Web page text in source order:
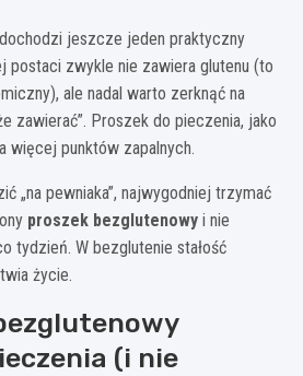
jeszcze jeden praktyczny
postaci zwykle nie zawiera glutenu (to
ale nadal warto zerknąć na
zawierać”. Proszek do pieczenia, jako
więcej punktów zapalnych.
„na pewniaka”, najwygodniej trzymać
proszek bezglutenowy i nie
tydzień. W bezglutenie stałość
życie.
(i nie